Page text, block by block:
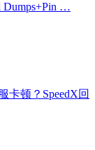
Dumps+Pin …
卡顿？SpeedX回